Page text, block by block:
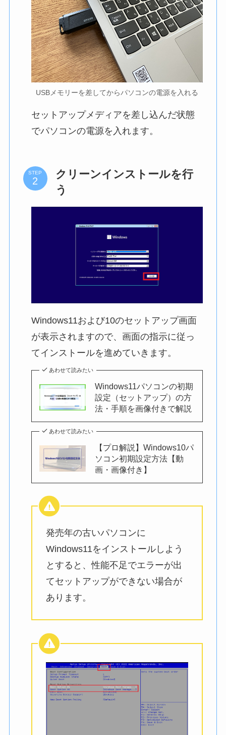
USBメモリーを差してからパソコンの電源を入れる
セットアップメディアを差し込んだ状態
でパソコンの電源を入れます。
STEP
クリーンインストールを行
う
Windows11および10のセットアップ画面
が表示されますので、画面の指示に従っ
てインストールを進めていきます。
あわせて読みたい
Windows11パソコンの初期
設定（セットアップ）の方
法・手順を画像付きで解説
あわせて読みたい
【プロ解説】Windows10パ
ソコン初期設定方法【動
画・画像付き】
発売年の古いパソコンに
Windows11をインストールしよう
とすると、性能不足でエラーが出
てセットアップができない場合が
あります。